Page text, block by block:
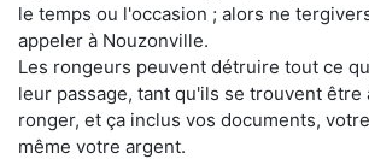
le temps ou l'occasion ; alors ne
appeler à Nouzonville.
Les rongeurs peuvent détruire tout ce
leur passage, tant qu'ils se trouvent être
ronger, et ça inclus vos documents,
même votre argent.